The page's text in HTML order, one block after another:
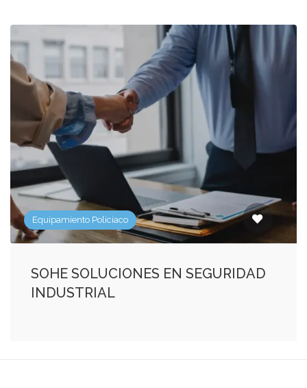
Equipamiento Policiaco
SOHE SOLUCIONES EN SEGURIDAD
INDUSTRIAL